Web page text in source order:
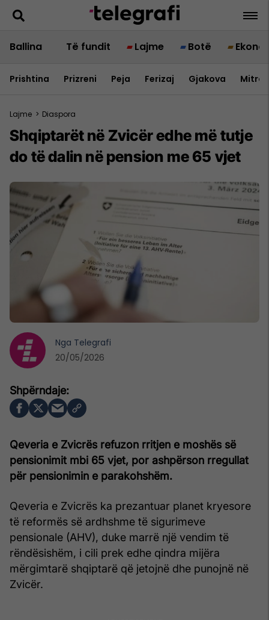
Ballina Të fundit Lajme Botë
Prishtina Prizreni Peja Ferizaj Gjakova
Lajme > Diaspora
Shqiptarët në Zvicër edhe më tutje
do të dalin në pension me 65 vjet
Qeveria e Zvicrës refuzon rritjen e moshës së
pensionimit mbi 65 vjet, por ashpërson rregullat
për pensionimin e parakohshëm.
Qeveria e Zvicrës ka prezantuar planet kryesore
të reformës së ardhshme të sigurimeve
pensionale (AHV), duke marrë një vendim të
rëndësishëm, i cili prek edhe qindra mijëra
mërgimtarë shqiptarë që jetojnë dhe punojnë në
Zvicër.
Nga Telegrafi
20/05/2026